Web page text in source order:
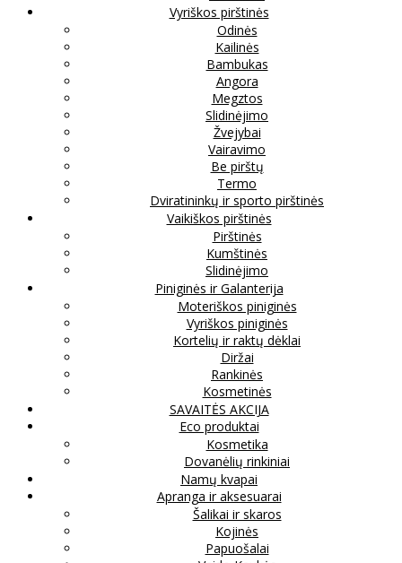
Vyriškos pirštinės
Odinės
Kailinės
Bambukas
Angora
Megztos
Slidinėjimo
Žvejybai
Vairavimo
Be pirštų
Termo
Dviratininkų ir sporto pirštinės
Vaikiškos pirštinės
Pirštinės
Kumštinės
Slidinėjimo
Piniginės ir Galanterija
Moteriškos piniginės
Vyriškos piniginės
Kortelių ir raktų dėklai
Diržai
Rankinės
Kosmetinės
SAVAITĖS AKCIJA
Eco produktai
Kosmetika
Dovanėlių rinkiniai
Namų kvapai
Apranga ir aksesuarai
Šalikai ir skaros
Kojinės
Papuošalai